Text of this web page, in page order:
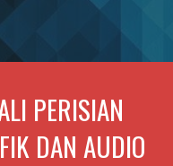
PERISIAN
DAN AUDIO